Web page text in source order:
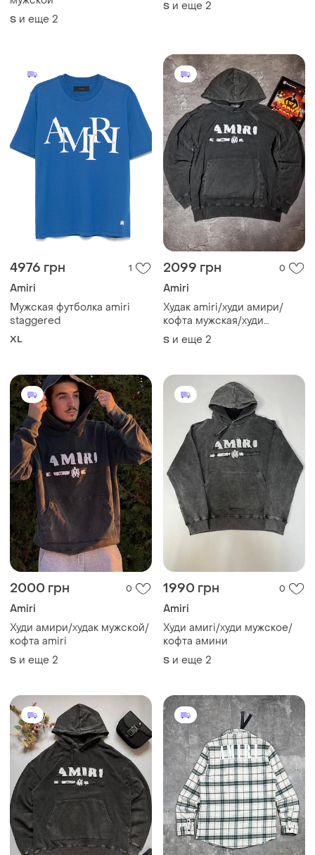
S и еще 2
S и еще 2
4976 грн 1
Amiri
Мужская футболка amiri
staggered
XL
2099 грн 0
Amiri
Худак amiri/худи амири/
кофта мужская/худи
унисекс
S и еще 2
2000 грн 0
Amiri
Худи амири/худак мужской/
кофта amiri
S и еще 2
1990 грн 0
Amiri
Худи амиri/худи мужское/
кофта амини
S и еще 2